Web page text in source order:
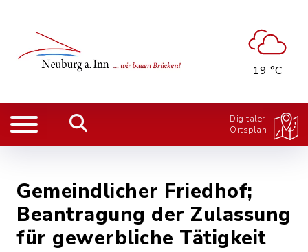
19 °C
Digitaler
Ortsplan
Gemeindlicher Friedhof;
Beantragung der Zulassung
für gewerbliche Tätigkeit